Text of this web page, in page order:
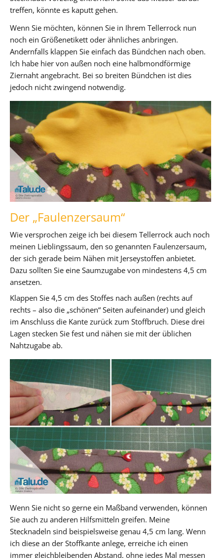
treffen, könnte es kaputt gehen.
Wenn Sie möchten, können Sie in Ihrem Tellerrock nun
noch ein Größenetikett oder ähnliches anbringen.
Andernfalls klappen Sie einfach das Bündchen nach oben.
Ich habe hier von außen noch eine halbmondförmige
Ziernaht angebracht. Bei so breiten Bündchen ist dies
jedoch nicht zwingend notwendig.
Der „Faulenzersaum“
Wie versprochen zeige ich bei diesem Tellerrock auch noch
meinen Lieblingssaum, den so genannten Faulenzersaum,
der sich gerade beim Nähen mit Jerseystoffen anbietet.
Dazu sollten Sie eine Saumzugabe von mindestens 4,5 cm
ansetzen.
Klappen Sie 4,5 cm des Stoffes nach außen (rechts auf
rechts – also die „schönen“ Seiten aufeinander) und gleich
im Anschluss die Kante zurück zum Stoffbruch. Diese drei
Lagen stecken Sie fest und nähen sie mit der üblichen
Nahtzugabe ab.
Wenn Sie nicht so gerne ein Maßband verwenden, können
Sie auch zu anderen Hilfsmitteln greifen. Meine
Stecknadeln sind beispielsweise genau 4,5 cm lang. Wenn
ich diese an der Stoffkante anlege, erreiche ich einen
immer gleichbleibenden Abstand, ohne jedes Mal messen